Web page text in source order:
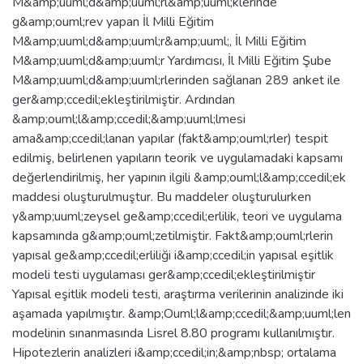
g&amp;ouml;rev yapan İl Milli Eğitim
M&amp;uuml;d&amp;uuml;r&amp;uuml;, İl Milli Eğitim
M&amp;uuml;d&amp;uuml;r Yardımcısı, İl Milli Eğitim Şube
M&amp;uuml;d&amp;uuml;rlerinden sağlanan 289 anket ile
ger&amp;ccedil;ekleştirilmiştir. Ardından
&amp;ouml;l&amp;ccedil;&amp;uuml;lmesi
ama&amp;ccedil;lanan yapılar (fakt&amp;ouml;rler) tespit
edilmiş, belirlenen yapıların teorik ve uygulamadaki kapsamı
değerlendirilmiş, her yapının ilgili &amp;ouml;l&amp;ccedil;ek
maddesi oluşturulmuştur. Bu maddeler oluşturulurken
y&amp;uuml;zeysel ge&amp;ccedil;erlilik, teori ve uygulama
kapsamında g&amp;ouml;zetilmiştir. Fakt&amp;ouml;rlerin
yapısal ge&amp;ccedil;erliliği i&amp;ccedil;in yapısal eşitlik
modeli testi uygulaması ger&amp;ccedil;ekleştirilmiştir
Yapısal eşitlik modeli testi, araştırma verilerinin analizinde iki
aşamada yapılmıştır. &amp;Ouml;l&amp;ccedil;&amp;uuml;len
modelinin sınanmasında Lisrel 8.80 programı kullanılmıştır.
Hipotezlerin analizleri i&amp;ccedil;in;&amp;nbsp; ortalama